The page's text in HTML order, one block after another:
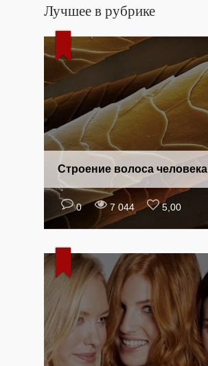
Лучшее в рубрике
0 7 044 5,00
Строение волоса человека